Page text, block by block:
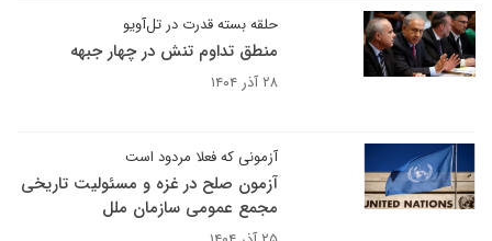
حلقه بسته قدرت در تل‌آویو
منطق تداوم تنش در چهار جبهه
۲۸ آذر ۱۴۰۴
آزمونی که فعلا مردود است
آزمون صلح در غزه و مسئولیت تاریخی
مجمع عمومی سازمان ملل